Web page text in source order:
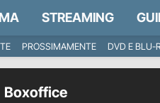
STREAMING
PROSSIMAMENTE DVD E BLU-
Boxoffice